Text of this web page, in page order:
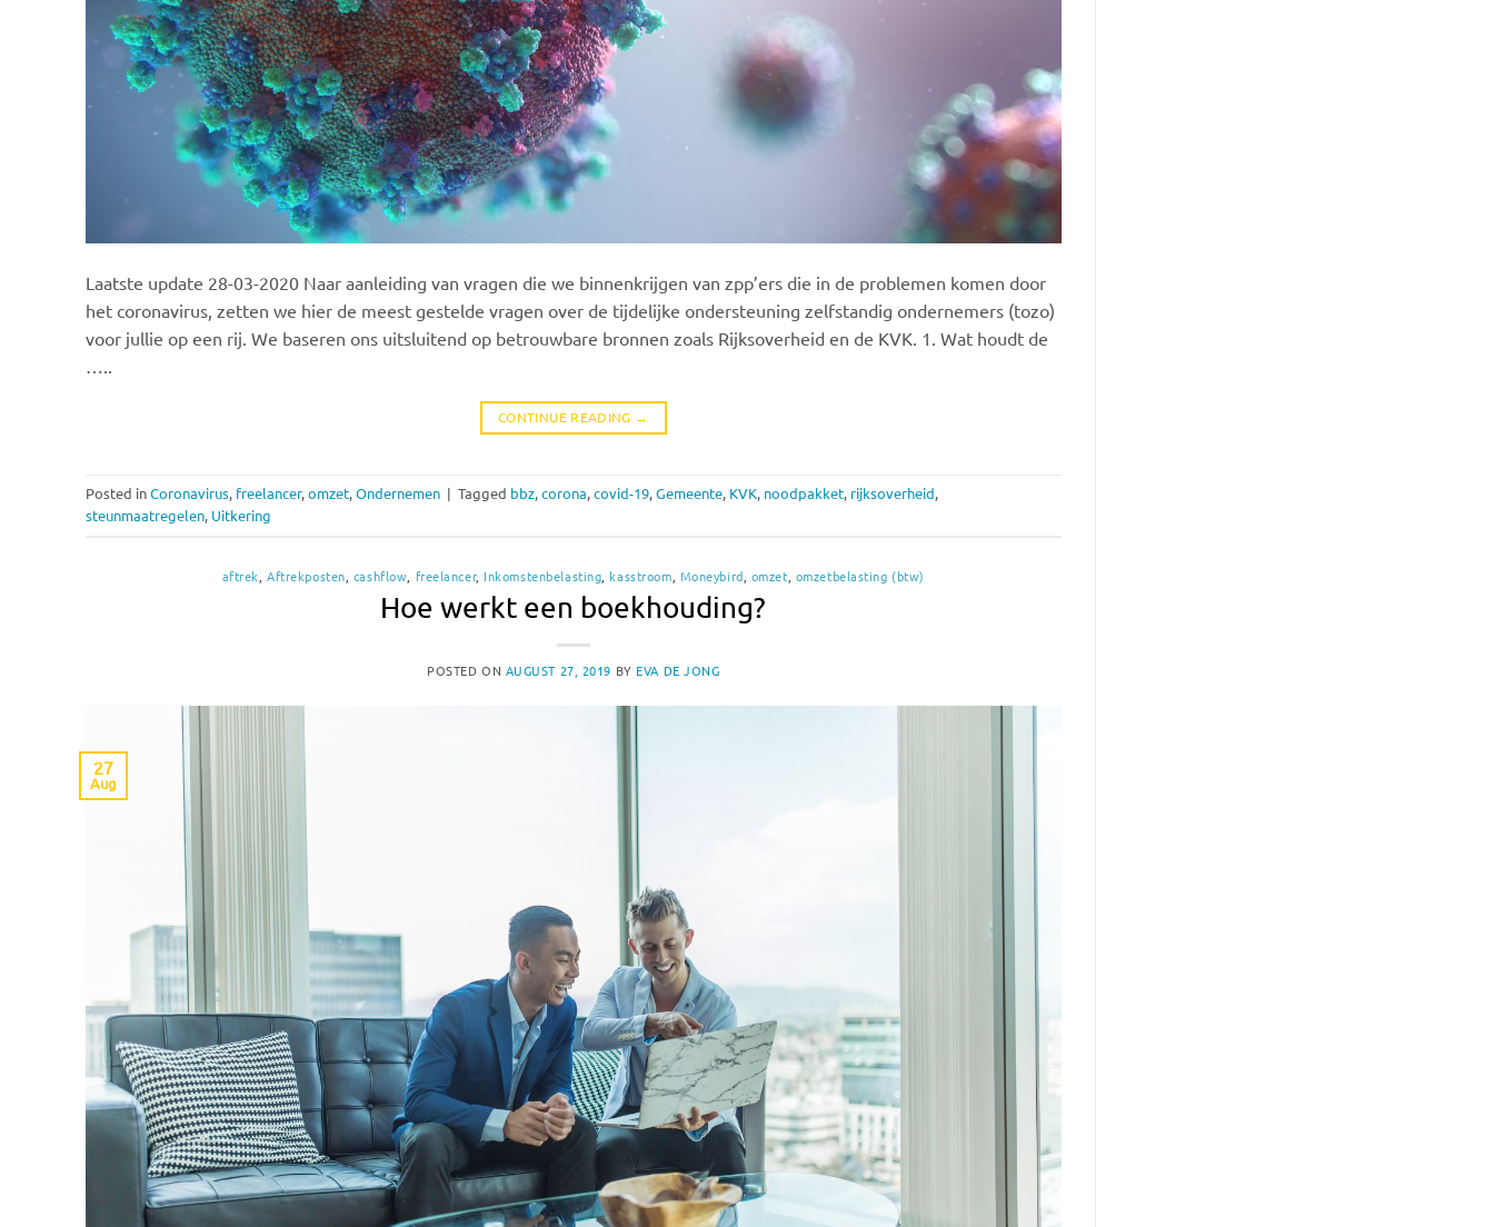
Laatste update 28-03-2020 Naar aanleiding van vragen die we binnenkrijgen van zpp’ers die in de problemen komen door
het coronavirus, zetten we hier de meest gestelde vragen over de tijdelijke ondersteuning zelfstandig ondernemers (tozo)
voor jullie op een rij. We baseren ons uitsluitend op betrouwbare bronnen zoals Rijksoverheid en de KVK. 1. Wat houdt de
…..
CONTINUE READING →
Posted in Coronavirus, freelancer, omzet, Ondernemen Tagged bbz, corona, covid-19, Gemeente, KVK, noodpakket, rijksoverheid ,
steunmaatregelen, Uitkering
aftrek ,Aftrekposten cashflow freelancer, Inkomstenbelasting kasstroom Moneybird omzet omzetbelasting (btw)
Hoe werkt een boekhouding?
POSTED ON AUGUST 27, 2019 BY EVA DE JONG
27
Aug